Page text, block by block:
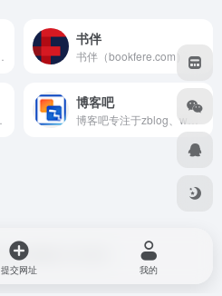
书伴
书伴（bookfere.com），创建的目的是帮助您更便捷、深入地使用手中的Kindle阅读器，让读书成为生命的一部分，让灵魂永远行走在路上。
博客吧
由OneNav
提交网址 我的